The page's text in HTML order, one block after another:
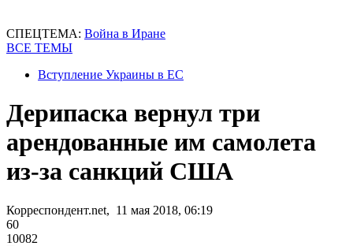
СПЕЦТЕМА: Война в Иране
ВСЕ ТЕМЫ
Вступление Украины в ЕС
Дерипаска вернул три
арендованные им самолета
из-за санкций США
Корреспондент.net, 11 мая 2018, 06:19
60
10082